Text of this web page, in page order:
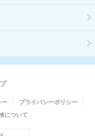
ー
プライバシーポリシー
について